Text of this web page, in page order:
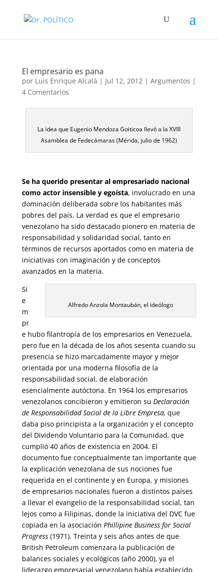
El empresario es pana
por Luis Enrique Alcalá | Jul 12, 2012| Argumentos |
4 Comentarios
La idea que Eugenio Mendoza Goiticoa llevó a la XVIII
Asamblea de Fedecámaras (Mérida, julio de 1962)
Se ha querido presentar al empresariado nacional
como actor insensible y egoísta, involucrado en una
dominación deliberada sobre los habitantes más
pobres del país. La verdad es que el empresario
venezolano ha sido destacado pionero en materia de
responsabilidad y solidaridad social, tanto en
términos de recursos aportados como en materia de
iniciativas con imaginación y de conceptos
avanzados en la materia.
Alfredo Anzola Montaubán, el ideólogo
Si
e
m
pr
e hubo filantropía de los empresarios en Venezuela,
pero fue en la década de los años sesenta cuando su
presencia se hizo marcadamente mayor y mejor
orientada por una moderna filosofía de la
responsabilidad social, de elaboración
esencialmente autóctona. En 1964 los empresarios
venezolanos concibieron y emitieron su Declaración
de Responsabilidad Social de la Libre Empresa, que
daba piso principista a la organización y el concepto
del Dividendo Voluntario para la Comunidad, que
cumplió 40 años de existencia en 2004. El
documento fue conceptualmente tan importante que
la explicación venezolana de sus nociones fue
requerida en el continente y en Europa, y misiones
de empresarios nacionales fueron a distintos países
a llevar el evangelio de la responsabilidad social, tan
lejos como a Filipinas, donde la iniciativa del DVC fue
copiada en la asociación Phillipine Business for Social
Progress(1971). Treinta y seis años antes de que
British Petroleum comenzara la publicación de
balances sociales y ecológicos (año 2000), ya el
liderazgo empresarial venezolano había establecido